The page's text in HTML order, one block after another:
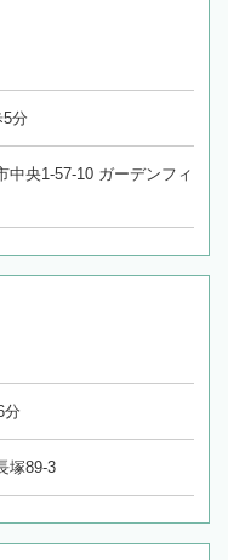
分
中央1-57-10 ガーデンフィ
分
塚89-3